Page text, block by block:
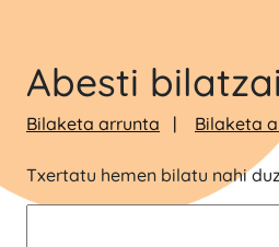
Abesti
Bilaketa arrunta Bilaketa
Txertatu hemen bilatu nahi